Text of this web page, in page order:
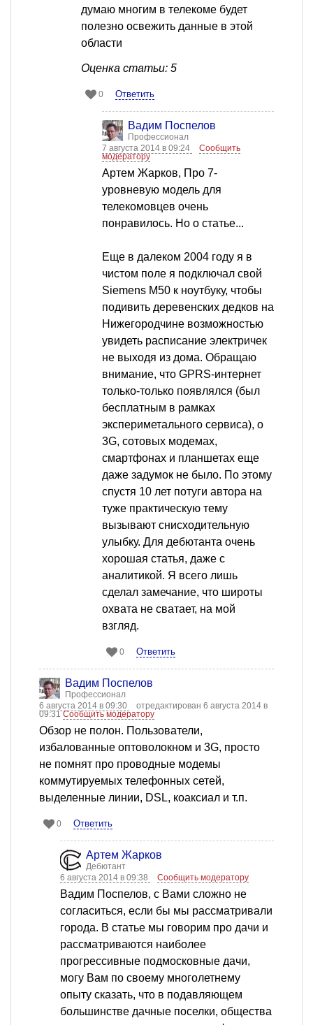
думаю многим в телекоме будет
полезно освежить данные в этой
области
Оценка статьи: 5
0 Ответить
Вадим Поспелов
Профессионал
7 августа 2014 в 09:24
Сообщить
модератору
Артем Жарков, Про 7-
уровневую модель для
телекомовцев очень
понравилось. Но о статье...
Еще в далеком 2004 году я в
чистом поле я подключал свой
Siemens M50 к ноутбуку, чтобы
подивить деревенских дедков на
Нижегородчине возможностью
увидеть расписание электричек
не выходя из дома. Обращаю
внимание, что GPRS-интернет
только-только появлялся (был
бесплатным в рамках
экспериметального сервиса), о
3G, сотовых модемах,
смартфонах и планшетах еще
даже задумок не было. По этому
спустя 10 лет потуги автора на
туже практическую тему
вызывают снисходительную
улыбку. Для дебютанта очень
хорошая статья, даже с
аналитикой. Я всего лишь
сделал замечание, что широты
охвата не сватает, на мой
взгляд.
0 Ответить
Вадим Поспелов
Профессионал
6 августа 2014 в 09:30
отредактирован 6 августа 2014 в
09:31Сообщить модератору
Обзор не полон. Пользователи,
избалованные оптоволокном и 3G, просто
не помнят про проводные модемы
коммутируемых телефонных сетей,
выделенные линии, DSL, коаксиал и т.п.
0 Ответить
Артем Жарков
Дебютант
6 августа 2014 в 09:38
Сообщить модератору
Вадим Поспелов, с Вами сложно не
согласиться, если бы мы рассматривали
города. В статье мы говорим про дачи и
рассматриваются наиболее
прогрессивные подмосковные дачи,
могу Вам по своему многолетнему
опыту сказать, что в подавляющем
большинстве дачные поселки, общества